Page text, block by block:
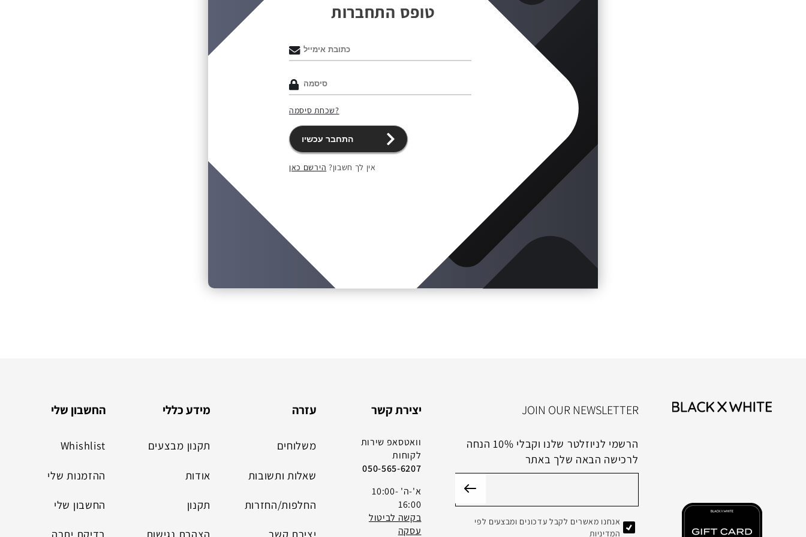
JOIN OUR NEWSLETTER
הרשמי לניוזלטר שלנו וקבלי 10% הנחה
לרכישה הבאה שלך באתר
אנחנו מאשרים לקבל עדכונים ומבצעים לפי
המדיניות
יצירת קשר
וואטסאפ שירות
לקוחות
050-565-6207
א'-ה' 10:00-
16:00
בקשה לביטול
עסקה
עזרה
משלוחים
שאלות ותשובות
החלפות/החזרות
יצירת קשר
מידע כללי
תקנון מבצעים
אודות
תקנון
הצהרת נגישות
החשבון שלי
Whishlist
ההזמנות שלי
החשבון שלי
בדיקת יתרה